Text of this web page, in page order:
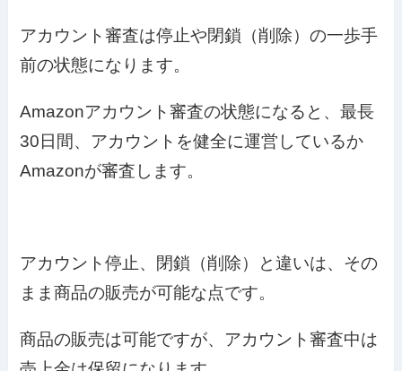
アカウント審査は停止や閉鎖（削除）の一歩手
前の状態になります。
Amazonアカウント審査の状態になると、最長
30日間、アカウントを健全に運営しているか
Amazonが審査します。
アカウント停止、閉鎖（削除）と違いは、その
まま商品の販売が可能な点です。
商品の販売は可能ですが、アカウント審査中は